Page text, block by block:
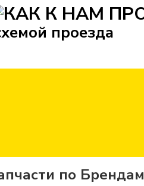
проезда
по Брендам